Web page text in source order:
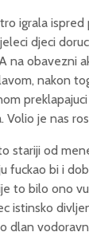
igrala ispred
djeci
na obavezni
nakon
Volio je nas
stariji od
fuckao bi i
to bilo ono
istinsko
dlan